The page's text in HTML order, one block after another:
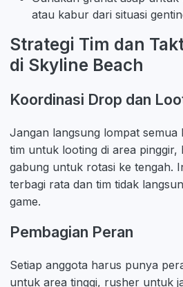
atau kabur dari situasi
Strategi Tim dan
di Skyline Beach
Koordinasi Drop dan
Jangan langsung lompat semua
tim untuk looting di area pinggir,
gabung untuk rotasi ke tengah.
terbagi rata dan tim tidak
game.
Pembagian Peran
Setiap anggota harus punya
untuk area tinggi, rusher untuk